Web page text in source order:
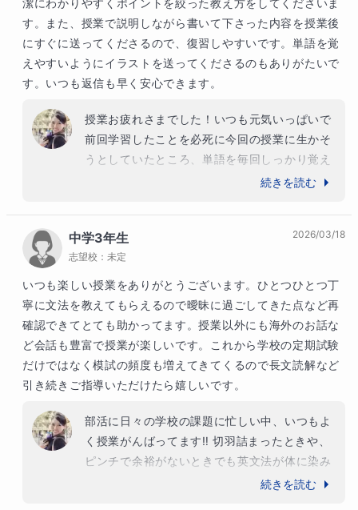
潔にわかりやすくポイントを絞った教え方をしてくださいま
す。また、授業で説明しながら書いて下さった内容を授業後
にすぐに送ってくださるので、復習しやすいです。単語を覚
えやすいようにイラストを送ってくださるのもありがたいで
す。いつも返信も早く安心できます。
授業お疲れさまでした！いつも元気いっぱいで
前回学習したことを必死に今回の授業に生かそ
うとしていたところ、単語を毎回しっかり覚え
ていたところ、本当に努力家だなと感心してい
を糧にして大きく活躍していってくださいね！
応援しています＾＾
続きを読む
中学3年生
志望校： 未定
2026/03/18
いつも楽しい授業をありがとうございます。ひとつひとつ丁
寧に文法を教えてもらえるので曖昧に過ごしてきた点など再
確認できてとても助かってます。授業以外にも海外のお話な
ど会話も豊富で授業が楽しいです。これから学校の定期試験
だけではなく模試の頻度も増えてきてくるので長文読解など
引き続きご指導いただけたら嬉しいです。
部活に日々の学校の課題に忙しい中、いつもよ
く授業がんばってます‼︎ 切羽詰まったときや、
ピンチで余裕がないときでも英文法が体に染み
ついていればどんなアクシデントに出くわして
続きを読む